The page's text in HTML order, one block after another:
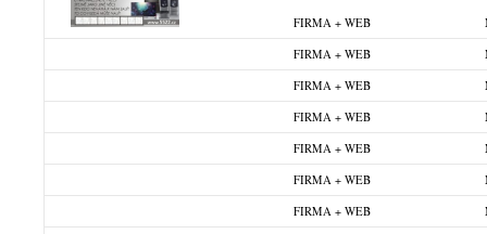
FIRMA + WEB
FIRMA + WEB
FIRMA + WEB
FIRMA + WEB
FIRMA + WEB
FIRMA + WEB
FIRMA + WEB